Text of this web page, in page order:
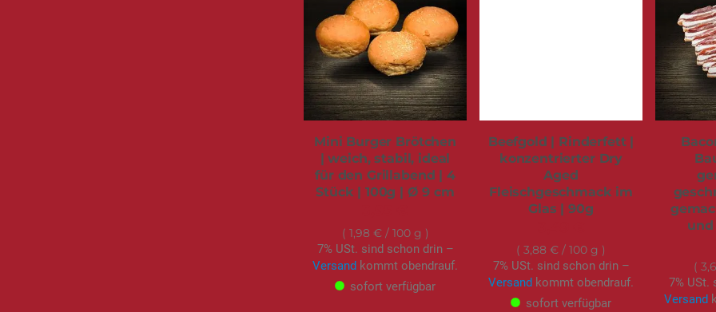
Mini Burger Brötchen
| weich, stabil, ideal
für den Grillabend | 4
Stück | 100g | Ø 9 cm
1,98 €/ 100 g
7% USt. sind schon drin –
Versand kommt obendrauf.
sofort verfügbar
Beefgold | Rinderfett |
konzentrierter Dry
Aged
Fleischgeschmack im
Glas | 90g
3,88 € / 100 g
7% USt. sind schon drin –
Versand kommt obendrauf.
sofort verfügbar
und
7% USt.
Versand